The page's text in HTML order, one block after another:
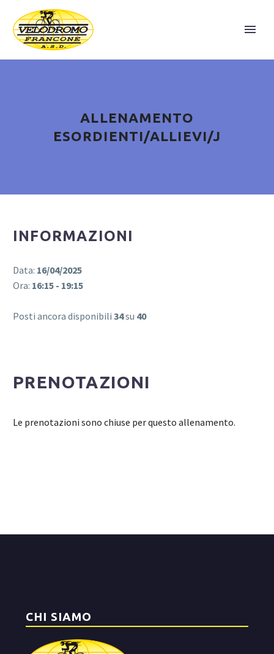
ALLENAMENTO
ESORDIENTI/ALLIEVI/J
INFORMAZIONI
Data: 16/04/2025
Ora: 16:15 - 19:15
Posti ancora disponibili 34su 40
PRENOTAZIONI
Le prenotazioni sono chiuse per questo allenamento.
CHI SIAMO